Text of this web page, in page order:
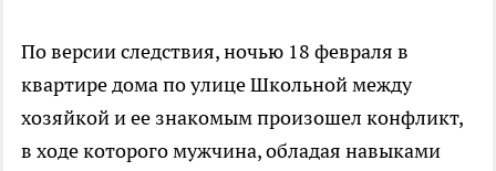
По версии следствия, ночью 18 февраля в
квартире дома по улице Школьной между
хозяйкой и ее знакомым произошел конфликт,
в ходе которого мужчина, обладая навыками